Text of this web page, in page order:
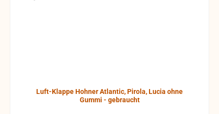
Luft-Klappe Hohner Atlantic, Pirola, Lucia ohne
Gummi - gebraucht